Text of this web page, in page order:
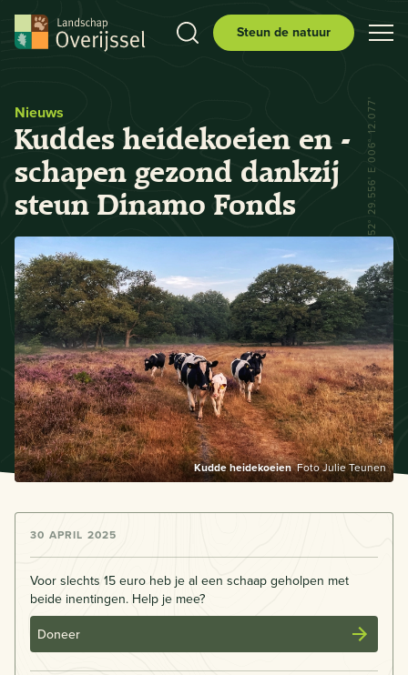
Steun de natuur
Nieuws
Kuddes heidekoeien en -
schapen gezond dankzij
steun Dinamo Fonds
Kudde heidekoeienFoto Julie Teunen
N 52° 29.556' E 006° 12.077'
30 APRIL 2025
Voor slechts 15 euro heb je al een schaap geholpen met
beide inentingen. Help je mee?
Doneer